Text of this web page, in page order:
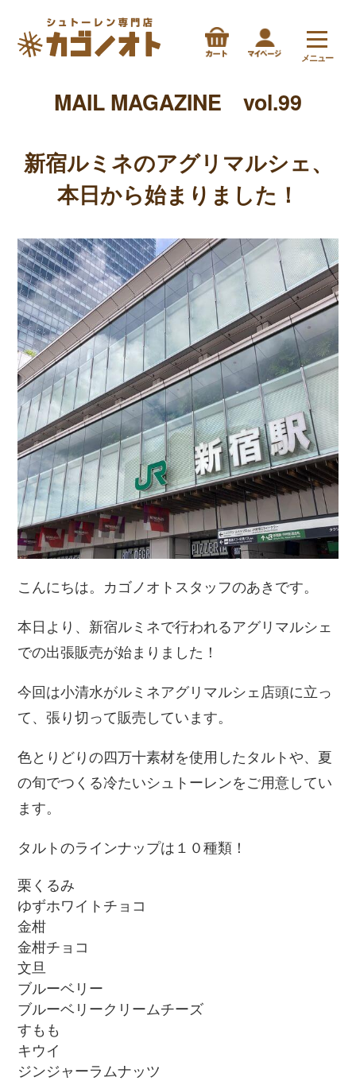
メニュー
MAIL MAGAZINE vol.99
新宿ルミネのアグリマルシェ、
本日から始まりました！
こんにちは。カゴノオトスタッフのあきです。
本日より、新宿ルミネで行われるアグリマルシェ
での出張販売が始まりました！
今回は小清水がルミネアグリマルシェ店頭に立っ
て、張り切って販売しています。
色とりどりの四万十素材を使用したタルトや、夏
の旬でつくる冷たいシュトーレンをご用意してい
ます。
タルトのラインナップは１０種類！
栗くるみ
ゆずホワイトチョコ
金柑
金柑チョコ
文旦
ブルーベリー
ブルーベリークリームチーズ
すもも
キウイ
ジンジャーラムナッツ